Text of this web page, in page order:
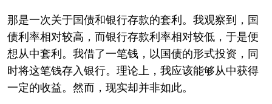
那是一次关于国债和银行存款的套利。我观察到，国
债利率相对较高，而银行存款利率相对较低，于是便
想从中套利。我借了一笔钱，以国债的形式投资，同
时将这笔钱存入银行。理论上，我应该能够从中获得
一定的收益。然而，现实却并非如此。